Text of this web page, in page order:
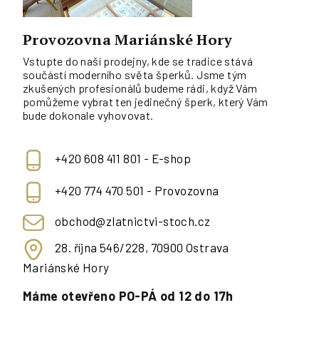
Provozovna Mariánské Hory
Vstupte do naší prodejny, kde se tradice stává
součástí moderního světa šperků. Jsme tým
zkušených profesionálů budeme rádi, když Vám
pomůžeme vybrat ten jedinečný šperk, který Vám
bude dokonale vyhovovat.
+420 608 411 801 - E-shop
+420 774 470 501 - Provozovna
obchod@zlatnictvi-stoch.cz
28. října 546/228, 70900 Ostrava
Mariánské Hory
Máme otevřeno PO-PÁ od 12 do 17h